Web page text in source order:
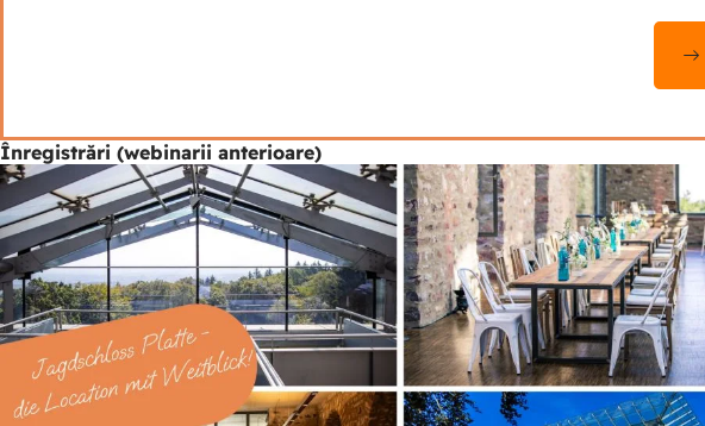
Înregistrări (webinarii anterioare)